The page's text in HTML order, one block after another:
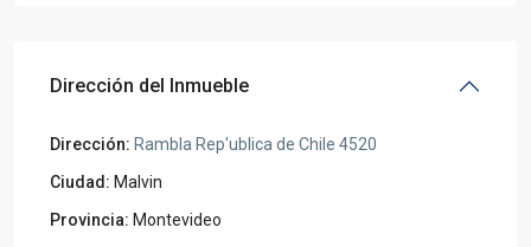
Dirección del Inmueble
Dirección: Rambla Rep'ublica de Chile 4520
Ciudad: Malvin
Provincia: Montevideo